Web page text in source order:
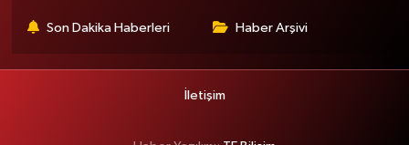
Son Dakika Haberleri Haber Arşivi
İletişim